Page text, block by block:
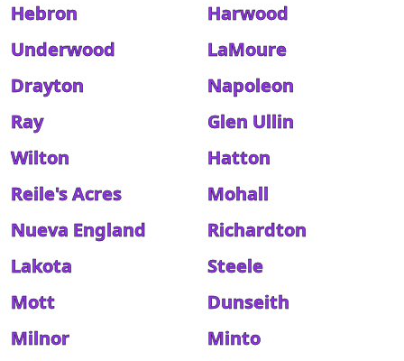
Hebron
Harwood
Underwood
LaMoure
Drayton
Napoleon
Ray
Glen Ullin
Wilton
Hatton
Reile's Acres
Mohall
Nueva England
Richardton
Lakota
Steele
Mott
Dunseith
Milnor
Minto